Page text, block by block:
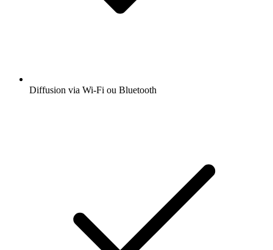
Diffusion via Wi-Fi ou Bluetooth